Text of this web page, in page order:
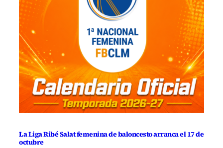
La Liga Ribé Salat femenina de baloncesto arranca el 17 de
octubre